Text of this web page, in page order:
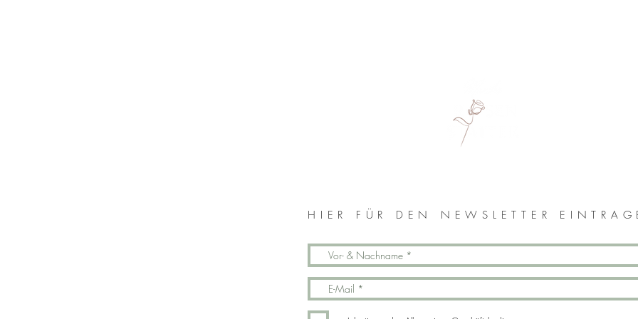
HIER FÜR DEN NEWSLETTER